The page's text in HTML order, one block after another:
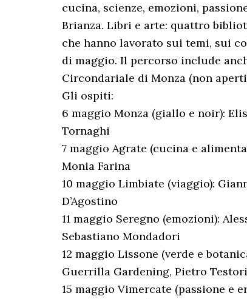
cucina, scienze, emozioni,
Brianza. Libri e arte: quattro
che hanno lavorato sui temi, sui
di maggio. Il percorso include
Circondariale di Monza (non
Gli ospiti:
6 maggio Monza (giallo e noir):
Tornaghi
7 maggio Agrate (cucina e
Monia Farina
10 maggio Limbiate (viaggio):
D’Agostino
11 maggio Seregno (emozioni):
Sebastiano Mondadori
12 maggio Lissone (verde e
Guerrilla Gardening, Pietro Testori
15 maggio Vimercate (passione e